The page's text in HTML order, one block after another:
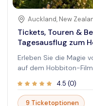
Auckland, New
Tickets, Touren &
Tagesausflug zum
Erleben Sie die Magie
auf dem Hobbiton-
die beliebte Welt von
Während Sie durch
4.5 (0)
9 Ticketoptionen